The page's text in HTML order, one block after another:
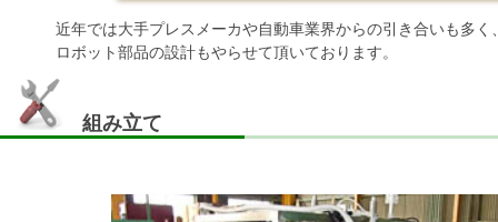
近年では大手プレスメーカや自動車業界からの引き合いも多く
ロボット部品の設計もやらせて頂いております。
組み立て